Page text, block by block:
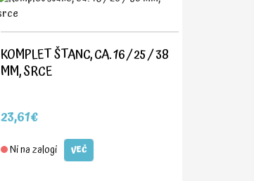
KOMPLET ŠTANC, CA. 16 / 25 / 38
MM, SRCE
23,61€
Ni na zalogi VEČ